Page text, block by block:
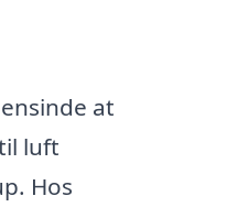
at
luft
Hos